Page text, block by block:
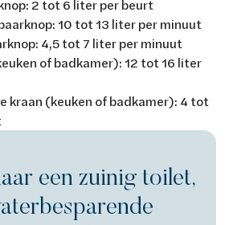
2 tot 6 liter per beurt
10 tot 13 liter per minuut
4,5 tot 7 liter per minuut
of badkamer): 12 tot 16 liter
kraan (keuken of badkamer): 4 tot
een zuinig toilet,